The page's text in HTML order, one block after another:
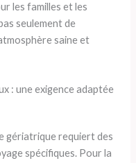
les familles et les
seulement de
saine et
: une exigence adaptée
gériatrique requiert des
spécifiques. Pour la